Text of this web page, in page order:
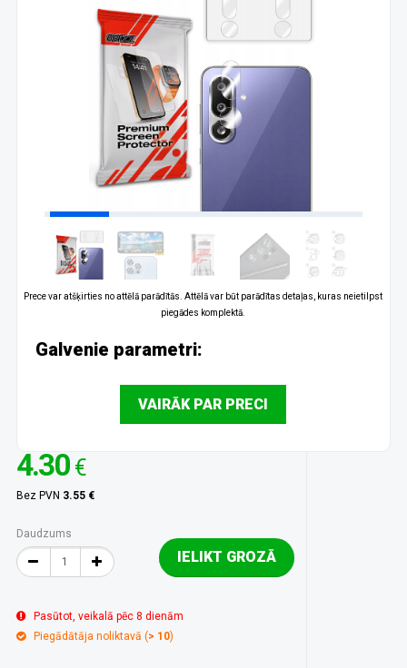
Prece var atšķirties no attēlā parādītās. Attēlā var būt parādītas detaļas, kuras neietilpst
piegādes komplektā.
Galvenie parametri:
VAIRĀK PAR PRECI
4.30 €
Bez PVN 3.55 €
Daudzums
IELIKT GROZĀ
Pasūtot, veikalā pēc 8 dienām
Piegādātāja noliktavā (> 10)